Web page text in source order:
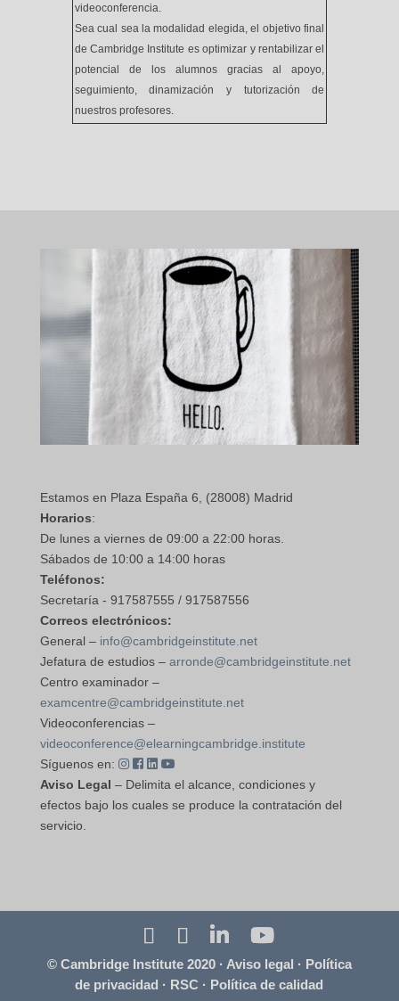
videoconferencia.
Sea cual sea la modalidad elegida, el objetivo final
de Cambridge Institute es optimizar y rentabilizar el
potencial de los alumnos gracias al apoyo,
seguimiento, dinamización y tutorización de
nuestros profesores.
Estamos en Plaza España 6, (28008) Madrid
Horarios:
De lunes a viernes de 09:00 a 22:00 horas.
Sábados de 10:00 a 14:00 horas
Teléfonos:
Secretaría - 917587555 / 917587556
Correos electrónicos:
General – info@cambridgeinstitute.net
Jefatura de estudios – arronde@cambridgeinstitute.net
Centro examinador –
examcentre@cambridgeinstitute.net
Videoconferencias –
videoconference@elearningcambridge.institute
Síguenos en:
Aviso Legal – Delimita el alcance, condiciones y
efectos bajo los cuales se produce la contratación del
servicio.
© Cambridge Institute 2020 · Aviso legal · Política
de privacidad · RSC · Política de calidad